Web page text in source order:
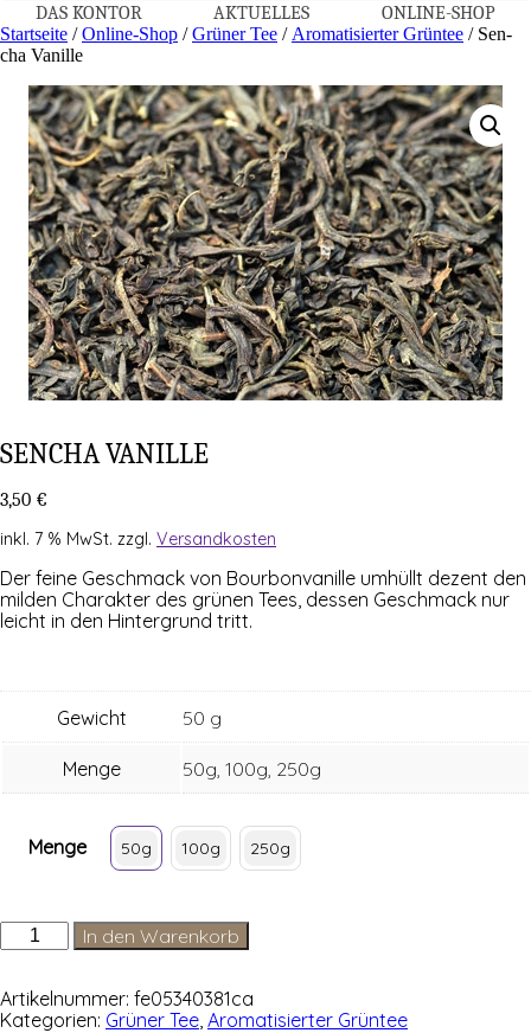
DAS KON­TOR AKTU­EL­LES ONLINE-SHOP
Startseite /Online-Shop /Grüner Tee / Aromatisierter Grüntee / Sen­
cha Vanille
SEN­CHA VANILLE
3,50 €
inkl. 7 % MwSt. zzgl. Versandkosten
Der fei­ne Geschmack von Bour­bon­va­nil­le umhüllt dezent den
mil­den Cha­rak­ter des grü­nen Tees, des­sen Geschmack nur
leicht in den Hin­ter­grund tritt.
Gewicht 50 g
Menge 50g, 100g, 250g
Menge 50g 100g 250g
Sencha
Vanille
In den Warenkorb
Artikelnummer: fe05340381ca
Kategorien: Grüner Tee Aromatisierter Grüntee